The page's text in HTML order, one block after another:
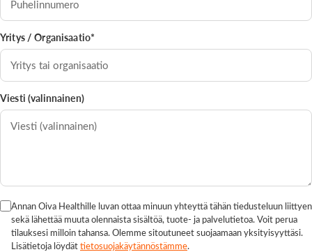
Yritys / Organisaatio*
Viesti (valinnainen)
Annan Oiva Healthille luvan ottaa minuun yhteyttä tähän tiedusteluun liittyen
sekä lähettää muuta olennaista sisältöä, tuote- ja palvelutietoa. Voit perua
tilauksesi milloin tahansa. Olemme sitoutuneet suojaamaan yksityisyyttäsi.
Lisätietoja löydättietosuojakäytännöstämme.